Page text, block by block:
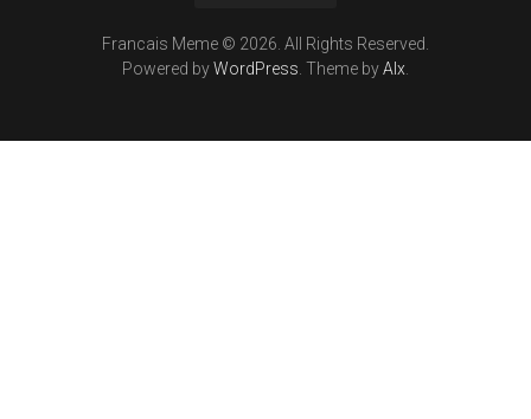
Francais Meme © 2026. All Rights Reserved.
Powered byWordPress. Theme byAlx.